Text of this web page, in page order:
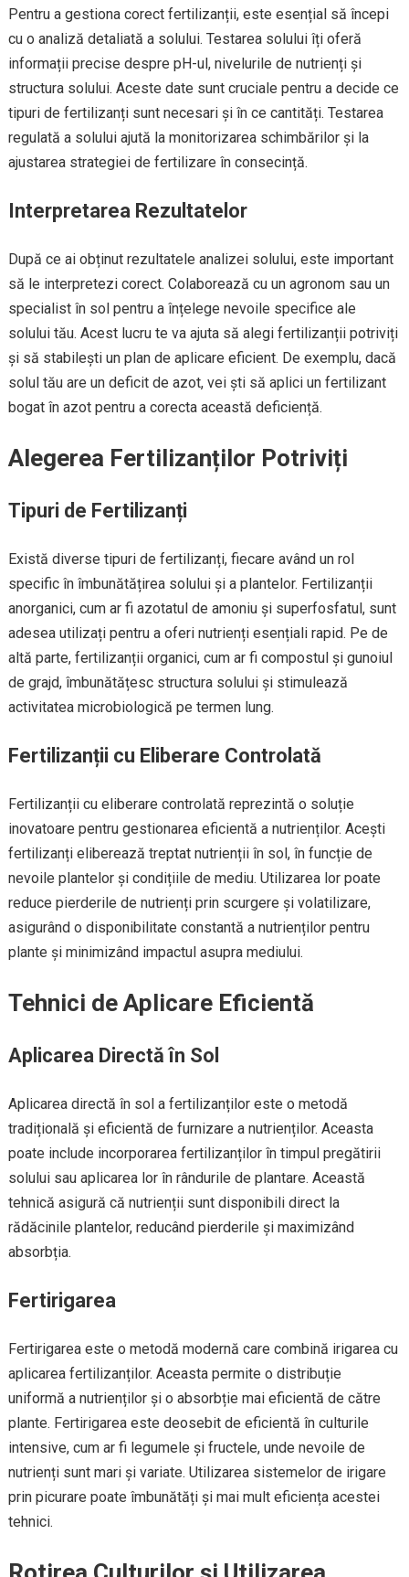
Pentru a gestiona corect fertilizanții, este esențial să începi
cu o analiză detaliată a solului. Testarea solului îți oferă
informații precise despre pH-ul, nivelurile de nutrienți și
structura solului. Aceste date sunt cruciale pentru a decide ce
tipuri de fertilizanți sunt necesari și în ce cantități. Testarea
regulată a solului ajută la monitorizarea schimbărilor și la
ajustarea strategiei de fertilizare în consecință.
Interpretarea Rezultatelor
După ce ai obținut rezultatele analizei solului, este important
să le interpretezi corect. Colaborează cu un agronom sau un
specialist în sol pentru a înțelege nevoile specifice ale
solului tău. Acest lucru te va ajuta să alegi fertilizanții potriviți
și să stabilești un plan de aplicare eficient. De exemplu, dacă
solul tău are un deficit de azot, vei ști să aplici un fertilizant
bogat în azot pentru a corecta această deficiență.
Alegerea Fertilizanților Potriviți
Tipuri de Fertilizanți
Există diverse tipuri de fertilizanți, fiecare având un rol
specific în îmbunătățirea solului și a plantelor. Fertilizanții
anorganici, cum ar fi azotatul de amoniu și superfosfatul, sunt
adesea utilizați pentru a oferi nutrienți esențiali rapid. Pe de
altă parte, fertilizanții organici, cum ar fi compostul și gunoiul
de grajd, îmbunătățesc structura solului și stimulează
activitatea microbiologică pe termen lung.
Fertilizanții cu Eliberare Controlată
Fertilizanții cu eliberare controlată reprezintă o soluție
inovatoare pentru gestionarea eficientă a nutrienților. Acești
fertilizanți eliberează treptat nutrienții în sol, în funcție de
nevoile plantelor și condițiile de mediu. Utilizarea lor poate
reduce pierderile de nutrienți prin scurgere și volatilizare,
asigurând o disponibilitate constantă a nutrienților pentru
plante și minimizând impactul asupra mediului.
Tehnici de Aplicare Eficientă
Aplicarea Directă în Sol
Aplicarea directă în sol a fertilizanților este o metodă
tradițională și eficientă de furnizare a nutrienților. Aceasta
poate include incorporarea fertilizanților în timpul pregătirii
solului sau aplicarea lor în rândurile de plantare. Această
tehnică asigură că nutrienții sunt disponibili direct la
rădăcinile plantelor, reducând pierderile și maximizând
absorbția.
Fertirigarea
Fertirigarea este o metodă modernă care combină irigarea cu
aplicarea fertilizanților. Aceasta permite o distribuție
uniformă a nutrienților și o absorbție mai eficientă de către
plante. Fertirigarea este deosebit de eficientă în culturile
intensive, cum ar fi legumele și fructele, unde nevoile de
nutrienți sunt mari și variate. Utilizarea sistemelor de irigare
prin picurare poate îmbunătăți și mai mult eficiența acestei
tehnici.